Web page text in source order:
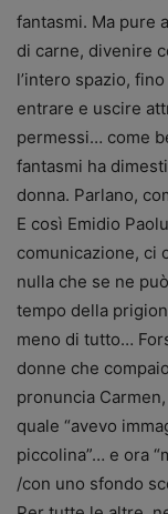
fantasmi. Ma pure
di carne, divenire
l’intero spazio,
entrare e uscire
permessi… come
fantasmi ha
donna. Parlano,
E così Emidio
comunicazione, ci
nulla che se ne
tempo della
meno di tutto…
donne che
pronuncia
quale “avevo
piccolina”… e ora
/con uno sfondo